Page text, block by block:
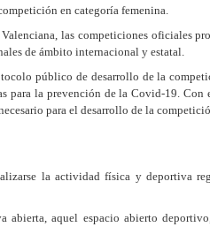
en categoría femenina.
las competiciones oficiales
de ámbito internacional y estatal.
público de desarrollo de la
para la prevención de la Covid-19.
para el desarrollo de la
la actividad física y deportiva
abierta, aquel espacio abierto